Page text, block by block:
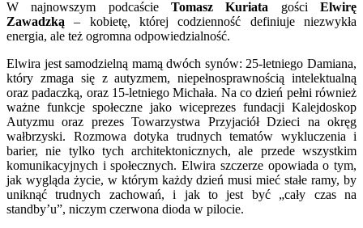
W najnowszym podcaście Tomasz Kuriata gościElwirę
Zawadzką – kobietę, której codzienność definiuje niezwykła
energia, ale też ogromna odpowiedzialność.
Elwira jest samodzielną mamą dwóch synów: 25-letniego Damiana,
który zmaga się z autyzmem, niepełnosprawnością intelektualną
oraz padaczką, oraz 15-letniego Michała. Na co dzień pełni również
ważne funkcje społeczne jako wiceprezes fundacji Kalejdoskop
Autyzmu oraz prezes Towarzystwa Przyjaciół Dzieci na okręg
wałbrzyski. Rozmowa dotyka trudnych tematów wykluczenia i
barier, nie tylko tych architektonicznych, ale przede wszystkim
komunikacyjnych i społecznych. Elwira szczerze opowiada o tym,
jak wygląda życie, w którym każdy dzień musi mieć stałe ramy, by
uniknąć trudnych zachowań, i jak to jest być „cały czas na
standby’u”, niczym czerwona dioda w pilocie.